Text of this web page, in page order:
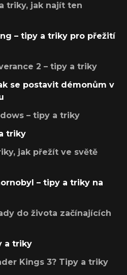
triky, jak najít ten
– tipy a triky pro přežití
2 – tipy a triky
se postavit démonům v
– tipy a triky
triky
jak přežít ve světě
– tipy a triky na
do života začínajících
a triky
Kings 3? Tipy a triky